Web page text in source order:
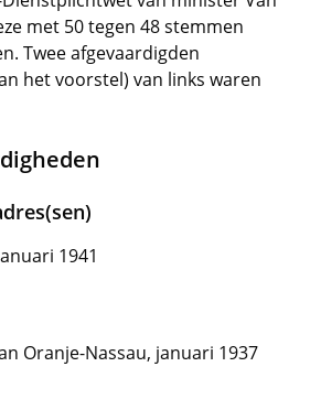
met 50 tegen 48 stemmen
Twee afgevaardigden
het voorstel) van links waren
1941
Oranje-Nassau, januari 1937